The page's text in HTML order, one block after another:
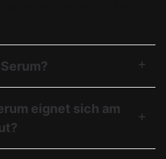
eignet sich am